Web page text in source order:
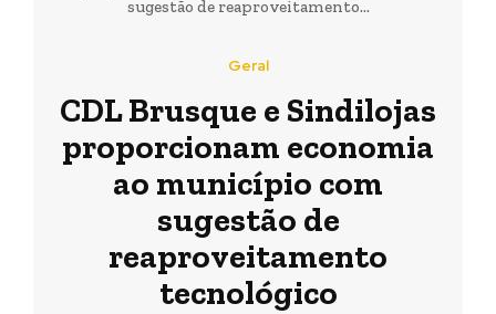
sugestão de reaproveitamento...
Geral
CDL Brusque e Sindilojas
proporcionam economia
ao município com
sugestão de
reaproveitamento
tecnológico